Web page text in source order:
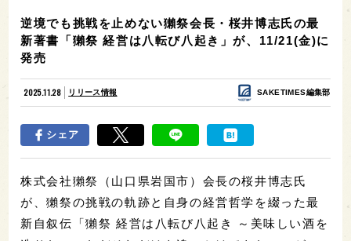
逆境でも挑戦を止めない獺祭会長・桜井博志氏の最
新著書「獺祭 経営は八転び八起き」が、11/21(金)に
発売
2025.11.28 リリース情報 SAKETIMES編集部
シェア
株式会社獺祭（山口県岩国市）会長の桜井博志氏
が、獺祭の挑戦の軌跡と自身の経営哲学を綴った最
新自叙伝「獺祭 経営は八転び八起き ～美味しい酒を